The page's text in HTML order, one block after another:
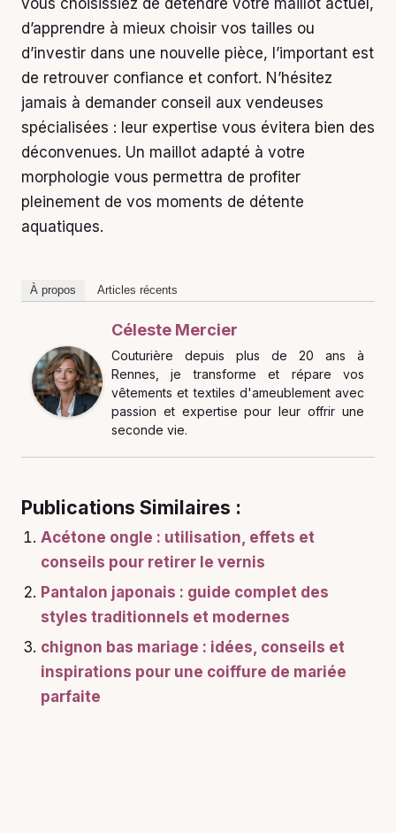
d’apprendre à mieux choisir vos tailles ou
d’investir dans une nouvelle pièce, l’important est
de retrouver confiance et confort. N’hésitez
jamais à demander conseil aux vendeuses
spécialisées : leur expertise vous évitera bien des
déconvenues. Un maillot adapté à votre
morphologie vous permettra de profiter
pleinement de vos moments de détente
aquatiques.
À propos Articles récents
Céleste Mercier
Couturière depuis plus de 20 ans à
Rennes, je transforme et répare vos
vêtements et textiles d'ameublement avec
passion et expertise pour leur offrir une
seconde vie.
Publications Similaires :
Acétone ongle : utilisation, effets et
conseils pour retirer le vernis
Pantalon japonais : guide complet des
styles traditionnels et modernes
chignon bas mariage : idées, conseils et
inspirations pour une coiffure de mariée
parfaite